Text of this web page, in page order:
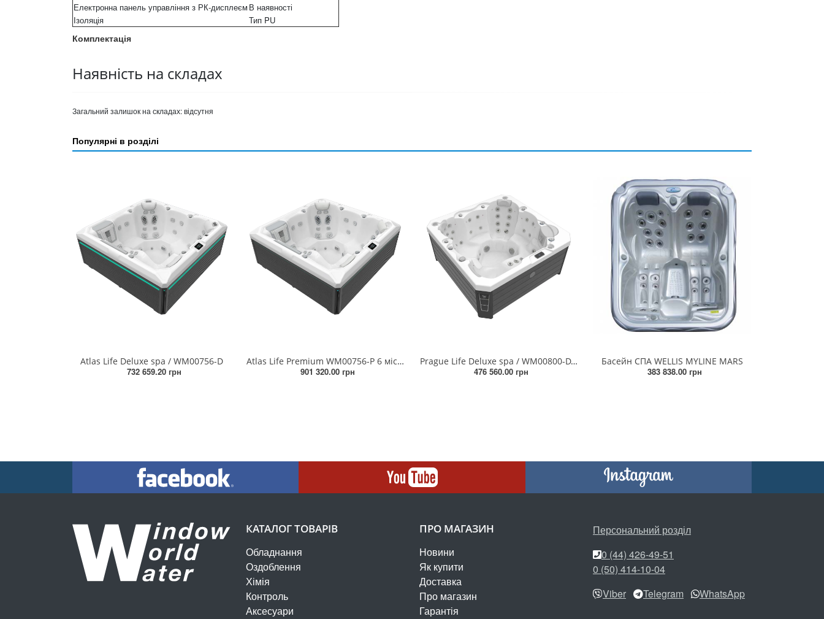
Комплектація
Електронна панель управління з РК-дисплеєм В наявності
Ізоляція
Тип PU
Наявність на складах
Загальний залишок на складах:відсутня
Популярні в розділі
Atlas Life Deluxe spa / WM00756-D
732 659.20 грн
Atlas Life Premium WM00756-P 6 місць, 215 × 215 × 86,5cm, 391 kg
901 320.00 грн
Prague Life Deluxe spa / WM00800-D, 6 місць, 200 × 200 × 90 cm
476 560.00 грн
Басейн СПА WELLIS MYLINE MARS
383 838.00 грн
КАТАЛОГ ТОВАРІВ
Обладнання
Оздоблення
Хімія
Контроль
Аксесуари
ПРО МАГАЗИН
Новини
Як купити
Доставка
Про магазин
Гарантія
Персональний розділ
0 (44) 426-49-51
0 (50) 414-10-04
Viber
Telegram WhatsApp